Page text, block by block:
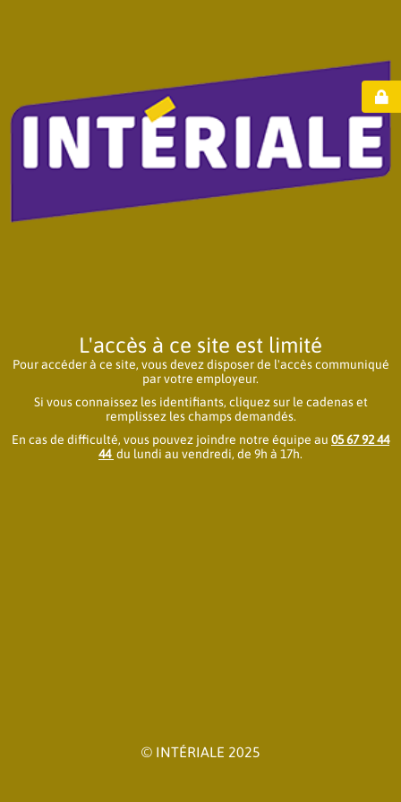
L'accès à ce site est limité
Pour accéder à ce site, vous devez disposer de l'accès communiqué
par votre employeur.
Si vous connaissez les identifiants, cliquez sur le cadenas et
remplissez les champs demandés.
En cas de difficulté, vous pouvez joindre notre équipe au 05 67 92 44
44 du lundi au vendredi, de 9h à 17h.
© INTÉRIALE 2025